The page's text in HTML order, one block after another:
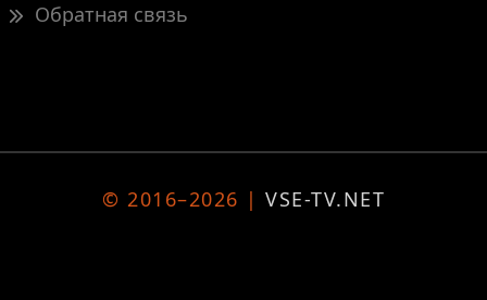
Обратная связь
© 2016–2026 | VSE-TV.NET